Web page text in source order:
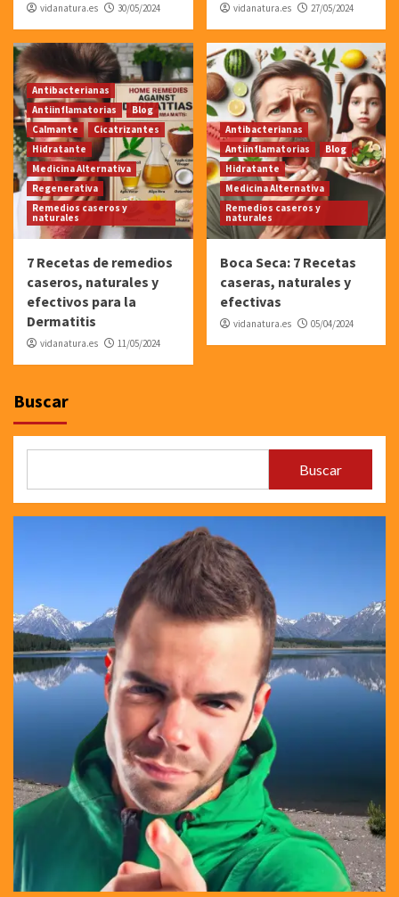
vidanatura.es 30/05/2024 vidanatura.es 27/05/2024
Antibacterianas
Antiinflamatorias
Blog
Calmante
Cicatrizantes
Hidratante
Medicina Alternativa
Regenerativa
Remedios caseros y
naturales
7 Recetas de remedios
caseros, naturales y
efectivos para la
Dermatitis
vidanatura.es 11/05/2024
Antibacterianas
Antiinflamatorias
Blog
Hidratante
Medicina Alternativa
Remedios caseros y
naturales
Boca Seca: 7 Recetas
caseras, naturales y
efectivas
vidanatura.es 05/04/2024
Buscar
Buscar